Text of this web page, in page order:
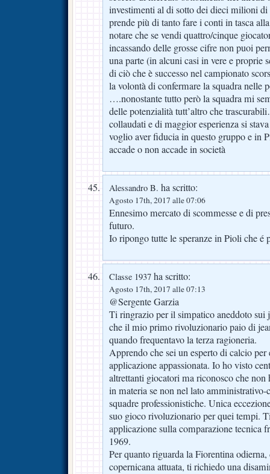
investimenti al di sotto dei dieci milioni
prende più di tanto fare i conti in tasca
notare che se vendi quattro/cinque
incassando delle grosse cifre non puoi
una parte (in alcuni casi in vere e proprie
di ciò che è successo nel campionato
la volontà di confermare la squadra nelle
….nonostante tutto però la squadra mi
delle potenzialità tutt’altro che
collaudati e di maggior esperienza si
voglio aver fiducia in questo gruppo e
accade o non accade in società
Alessandro B. ha scritto:
Agosto 17th, 2017 alle 07:06
Ennesimo mercato di scommesse e di
futuro.
Io ripongo tutte le speranze in Pioli che é
Classe 1937 ha scritto:
Agosto 17th, 2017 alle 07:13
@Sergente Garzia
Ti ringrazio per il simpatico aneddoto sui
che il mio primo rivoluzionario paio di
quando frequentavo la terza ragioneria.
Apprendo che sei un esperto di calcio per
applicazione appassionata. Io ho visto
altrettanti giocatori ma riconosco che non
in materia se non nel lato
squadre professionistiche. Unica
suo gioco rivoluzionario per quei tempi.
applicazione sulla comparazione tecnica
1969.
Per quanto riguarda la Fiorentina
copernicana attuata, ti richiedo una